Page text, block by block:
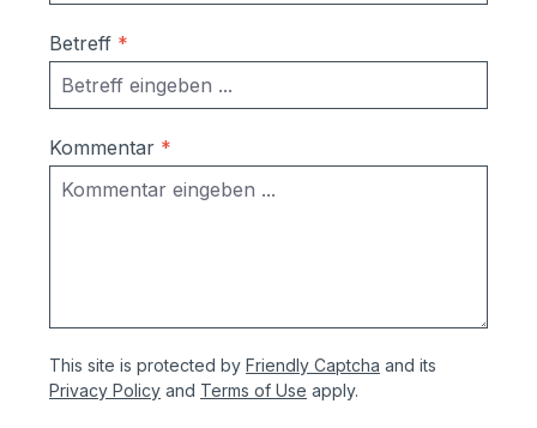
Austausch im Falle einer Beschädigung
durch Laien möglich
Korrosionsschutzmaßnahmen (Angaben
vom Hersteller):- Kästen aus
sendzimierverzinktem Stahl (verformbar
ohne Abspringen der Beschichtung,
chromatiert- Zusätzlich erhalten alle
Aluminium- und Stahlteile, Ausnahme
Betreff *
Kommentar *
This site is protected by Friendly Captcha and its
Privacy Policy and Terms of Use apply.